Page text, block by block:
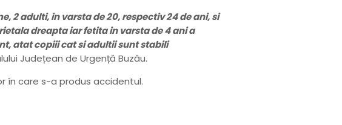
2 adulti, in varsta de 20, respectiv 24 de ani, si
dreapta iar fetita in varsta de 4 ani a
atat copiii cat si adultii sunt stabili
Județean de Urgență Buzău.
în care s-a produs accidentul.